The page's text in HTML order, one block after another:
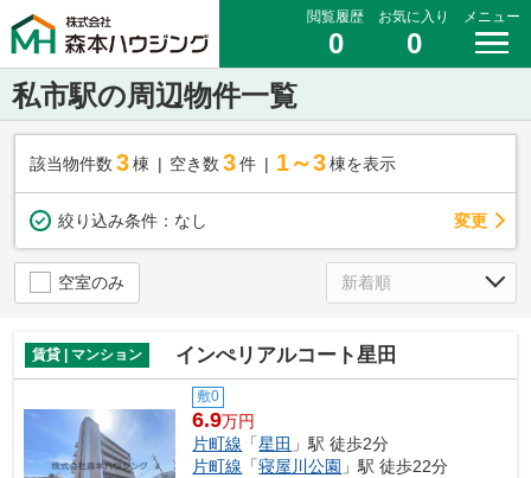
閲覧履歴
0
お気に入り
0
メニュー
私市駅の周辺物件一覧
該当物件数 3棟 空き数 3 件 1～3 棟を表示
絞り込み条件： なし 変更
空室のみ
賃貸 | マンション インぺリアルコート星田
敷0
6.9万円
片町線 「星田 」駅 徒歩2分
片町線 「寝屋川公園 」駅 徒歩22分